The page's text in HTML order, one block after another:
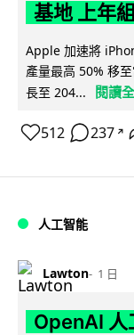
基地 上年
Apple 加速將
產量最高 50% 移
長至 204...
閱讀
512 237 ↗
人工智能
Lawton 1 日
OpenAI 人